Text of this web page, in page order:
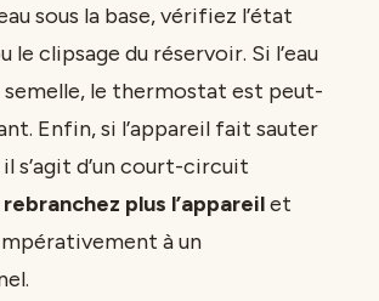
sous la base, vérifiez l’état
le clipsage du réservoir. Si l’eau
semelle, le thermostat est peut-
Enfin, si l’appareil fait sauter
s’agit d’un court-circuit
rebranchez plus l’appareilet
à un